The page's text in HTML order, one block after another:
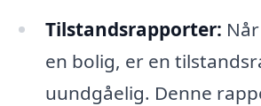
Tilstandsrapporter:
en bolig, er en
uundgåelig. Denne